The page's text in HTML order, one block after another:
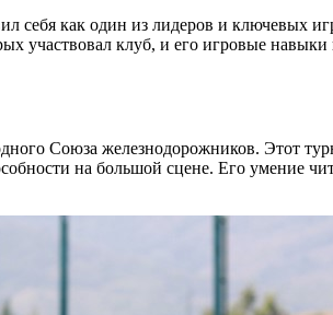
себя как один из лидеров и ключевых
участвовал клуб, и его игровые
Союза железнодорожников. Этот
на большой сцене. Его умение